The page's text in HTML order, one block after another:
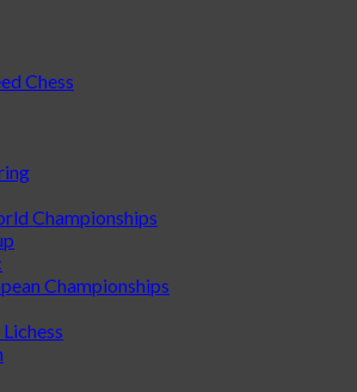
Chess
Championships
Championships